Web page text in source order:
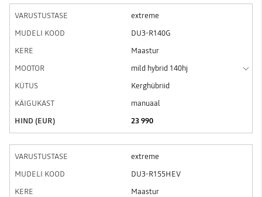
extreme
DU3-R140G
Maastur
mild hybrid 140hj
Kerghübriid
manuaal
23 990
extreme
DU3-R155HEV
Maastur